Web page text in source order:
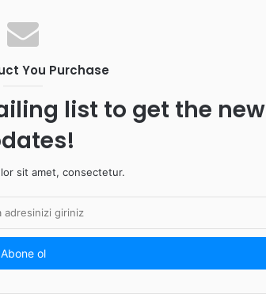
You Purchase
list to get the new
sit amet, consectetur.